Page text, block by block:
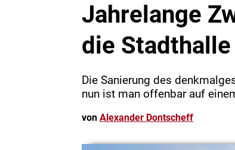
Jahrelange
die
Die Sanierung des
nun ist man offenbar auf
von Alexander Dontscheff